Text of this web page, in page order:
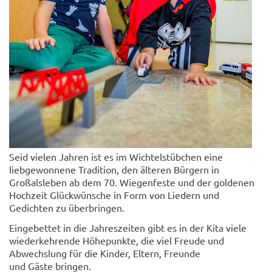
Seid vielen Jahren ist es im Wichtelstübchen eine
liebgewonnene Tradition, den älteren Bürgern in
Großalsleben ab dem 70. Wiegenfeste und der goldenen
Hochzeit Glückwünsche in Form von Liedern und
Gedichten zu überbringen.
Eingebettet in die Jahreszeiten gibt es in der Kita viele
wiederkehrende Höhepunkte, die viel Freude und
Abwechslung für die Kinder, Eltern, Freunde
und Gäste bringen.